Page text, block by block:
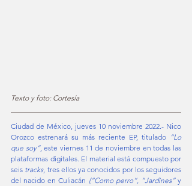
Texto y foto: Cortesía
Ciudad de México, jueves 10 noviembre 2022.- Nico
Orozco estrenará su más reciente EP, titulado “Lo
que soy”, este viernes 11 de noviembre en todas las
plataformas digitales. El material está compuesto por
seis tracks, tres ellos ya conocidos por los seguidores
del nacido en Culiacán (“Como perro”, “Jardines”